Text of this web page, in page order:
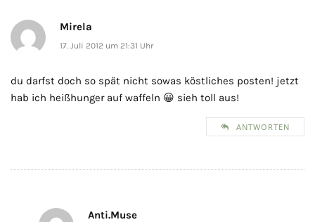
Mirela
17. Juli 2012 um 21:31 Uhr
du darfst doch so spät nicht sowas köstliches posten! jetzt
hab ich heißhunger auf waffeln 😀 sieh toll aus!
ANTWORTEN
Anti.Muse